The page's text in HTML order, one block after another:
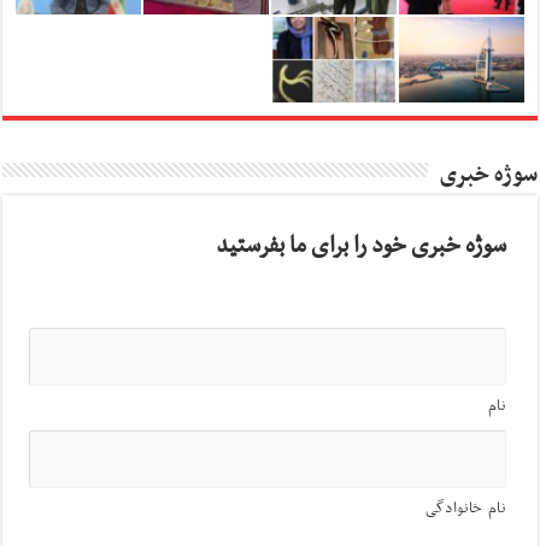
سوژه خبری
سوژه خبری خود را برای ما بفرستید
نام
نام خانوادگی